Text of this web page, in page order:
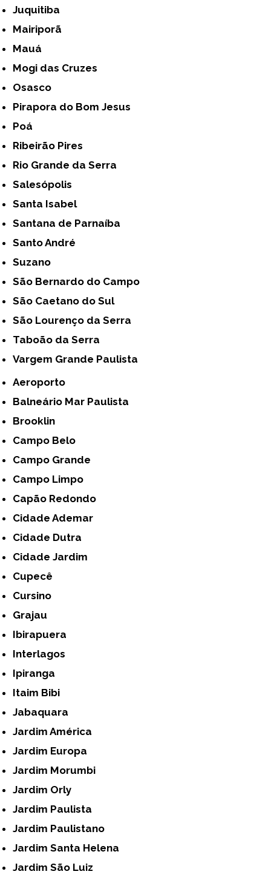
Juquitiba
Mairiporã
Mauá
Mogi das Cruzes
Osasco
Pirapora do Bom Jesus
Poá
Ribeirão Pires
Rio Grande da Serra
Salesópolis
Santa Isabel
Santana de Parnaíba
Santo André
Suzano
São Bernardo do Campo
São Caetano do Sul
São Lourenço da Serra
Taboão da Serra
Vargem Grande Paulista
Aeroporto
Balneário Mar Paulista
Brooklin
Campo Belo
Campo Grande
Campo Limpo
Capão Redondo
Cidade Ademar
Cidade Dutra
Cidade Jardim
Cupecê
Cursino
Grajau
Ibirapuera
Interlagos
Ipiranga
Itaim Bibi
Jabaquara
Jardim América
Jardim Europa
Jardim Morumbi
Jardim Orly
Jardim Paulista
Jardim Paulistano
Jardim Santa Helena
Jardim São Luiz